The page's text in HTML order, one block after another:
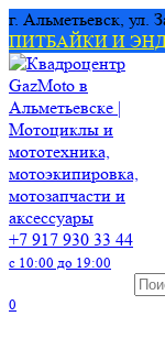
Перейти
к
содержанию
г. Альметьевск, ул.
ПИТБАЙКИ И
+7 917 930 33 44
с 10:00 до 19:00
0